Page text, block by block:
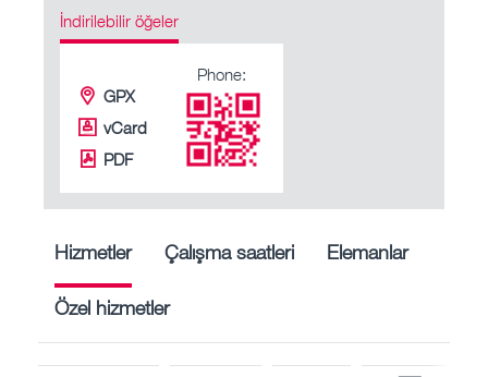
İndirilebilir öğeler
GPX
vCard
PDF
Phone:
Hizmetler Çalışma saatleri Elemanlar
Özel hizmetler